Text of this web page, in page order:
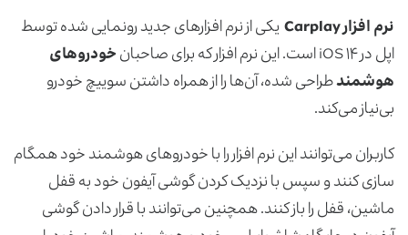
نرم افزارCarplay یکی از نرم افزارهای جدید رونمایی شده توسط
اپل در iOS ۱۴ است. این نرم افزار که برای صاحبان
خودروهای
هوشمندطراحی شده، آن‌ها را از همراه داشتن سوییچ خودرو
بی‌نیاز می‌کند.
کاربران می‌توانند این نرم افزار را با خودروهای هوشمند خود همگام
سازی کنند و سپس با نزدیک‌ کردن گوشی آیفون خود به قفل
ماشین، قفل را باز کنند. همچنین می‌توانند با قرار دادن گوشی